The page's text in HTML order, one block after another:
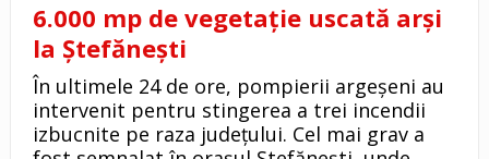
6.000 mp de vegetație uscată arși
la Ștefănești
În ultimele 24 de ore, pompierii argeșeni au
intervenit pentru stingerea a trei incendii
izbucnite pe raza județului. Cel mai grav a